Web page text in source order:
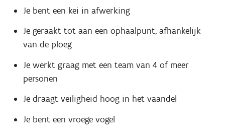
Je bent een kei in afwerking
Je geraakt tot aan een ophaalpunt, afhankelijk
van de ploeg
Je werkt graag met een team van 4 of meer
personen
Je draagt veiligheid hoog in het vaandel
Je bent een vroege vogel